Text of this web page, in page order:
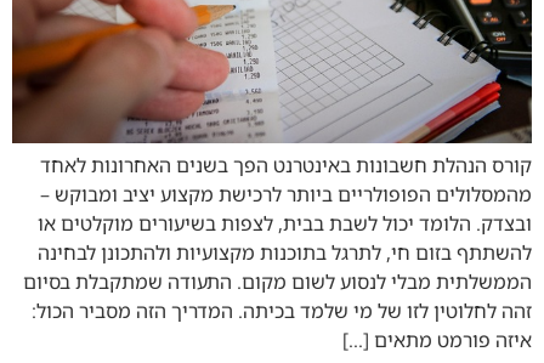
קורס הנהלת חשבונות באינטרנט הפך בשנים האחרונות לאחד
מהמסלולים הפופולריים ביותר לרכישת מקצוע יציב ומבוקש –
ובצדק. הלומד יכול לשבת בבית, לצפות בשיעורים מוקלטים או
להשתתף בזום חי, לתרגל בתוכנות מקצועיות ולהתכונן לבחינה
הממשלתית מבלי לנסוע לשום מקום. התעודה שמתקבלת בסיום
זהה לחלוטין לזו של מי שלמד בכיתה. המדריך הזה מסביר הכול:
איזה פורמט מתאים […]